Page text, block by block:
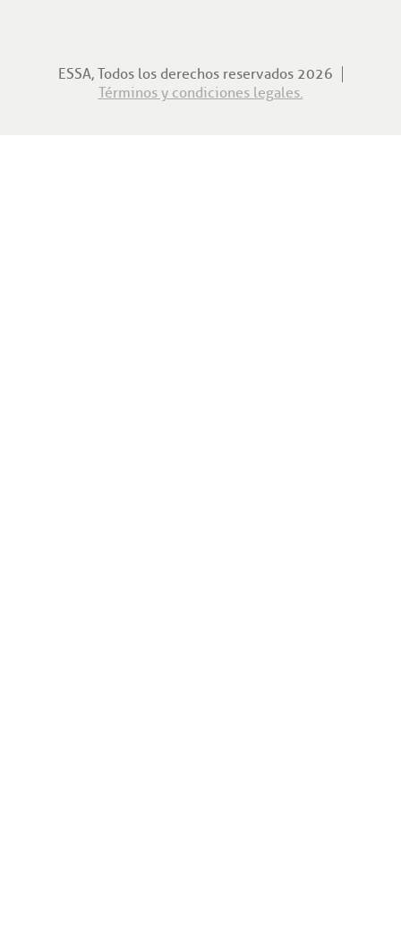
ESSA, Todos los derechos reservados 2026
Términos y condiciones legales.